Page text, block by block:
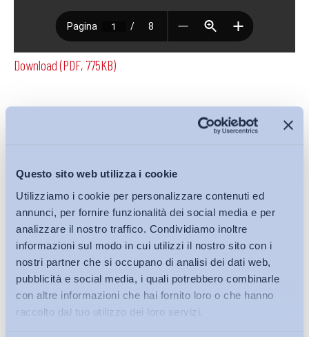
Questo sito web utilizza i cookie
Utilizziamo i cookie per personalizzare contenuti ed
annunci, per fornire funzionalità dei social media e per
analizzare il nostro traffico. Condividiamo inoltre
informazioni sul modo in cui utilizzi il nostro sito con i
nostri partner che si occupano di analisi dei dati web,
pubblicità e social media, i quali potrebbero combinarle
con altre informazioni che hai fornito loro o che hanno
raccolto dal tuo utilizzo dei loro servizi.
Download (PDF, 775KB)
Iscriviti alla Newsletter